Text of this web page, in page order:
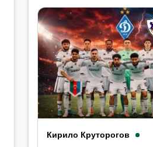
Кирило Круторогов